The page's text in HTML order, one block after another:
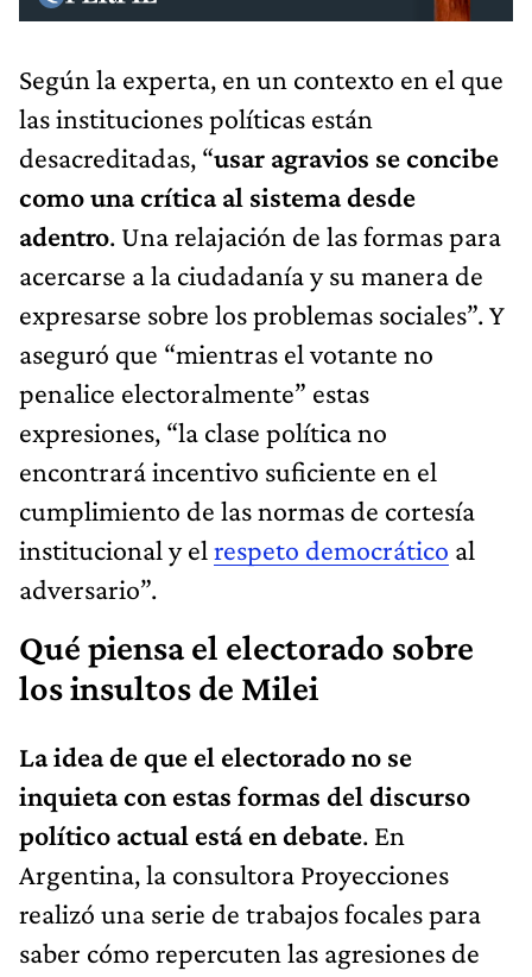
Según la experta, en un contexto en el que
las instituciones políticas están
desacreditadas, “usar agravios se concibe
como una crítica al sistema desde
adentro. Una relajación de las formas para
acercarse a la ciudadanía y su manera de
expresarse sobre los problemas sociales”. Y
aseguró que “mientras el votante no
penalice electoralmente” estas
expresiones, “la clase política no
encontrará incentivo suficiente en el
cumplimiento de las normas de cortesía
institucional y el respeto democrático al
adversario”.
Qué piensa el electorado sobre
los insultos de Milei
La idea de que el electorado no se
inquieta con estas formas del discurso
político actual está en debate. En
Argentina, la consultora Proyecciones
realizó una serie de trabajos focales para
saber cómo repercuten las agresiones de